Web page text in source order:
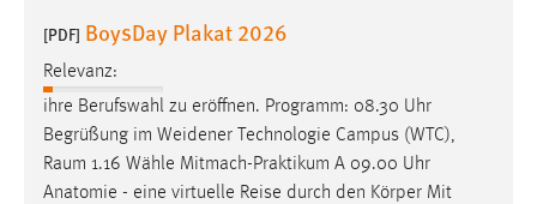
[PDF] BoysDay Plakat 2026
Relevanz:
ihre Berufswahl zu eröffnen. Programm: 08.30 Uhr
Begrüßung im Weidener Technologie Campus (WTC),
Raum 1.16 Wähle Mitmach-Praktikum A 09.00 Uhr
Anatomie - eine virtuelle Reise durch den Körper Mit